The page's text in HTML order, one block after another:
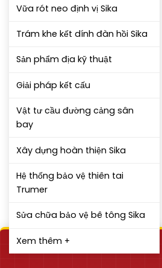
Vữa rót neo định vị Sika
Trám khe kết dính đàn hồi Sika
Sản phẩm địa kỹ thuật
Giải pháp kết cấu
Vật tư cầu đường cảng sân
bay
Xây dựng hoàn thiện Sika
Hệ thống bảo vệ thiên tai
Trumer
Sửa chữa bảo vệ bê tông Sika
Xem thêm +